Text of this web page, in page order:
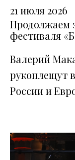
21 июля 2026
Продолжаем
фестиваля
Валерий
рукоплещут
России и